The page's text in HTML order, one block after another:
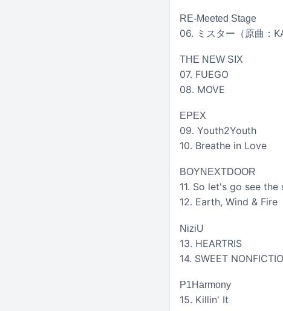
RE-Meeted Stage
06. ミスター（原曲：
THE NEW SIX
07. FUEGO
08. MOVE
EPEX
09. Youth2Youth
10. Breathe in Love
BOYNEXTDOOR
11. So let's go see the
12. Earth, Wind & Fire
NiziU
13. HEARTRIS
14. SWEET
P1Harmony
15. Killin' It